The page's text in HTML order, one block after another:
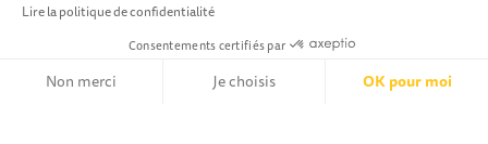
Lire la politique de confidentialité
Consentements certifiés par
Non merci Je choisis OK pour moi
cogito-normandie.fr est le portail des cultures scientifique et